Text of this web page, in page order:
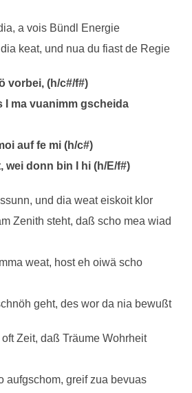
a vois Bündl Energie
keat, und nua du fiast de Regie
vorbei, (h/c#/f#)
I ma vuanimm gscheida
auf fe mi (h/c#)
wei donn bin I hi (h/E/f#)
und dia weat eiskoit klor
Zenith steht, daß scho mea wiad
weat, host eh oiwä scho
geht, des wor da nia bewußt
Zeit, daß Träume Wohrheit
aufgschom, greif zua bevuas